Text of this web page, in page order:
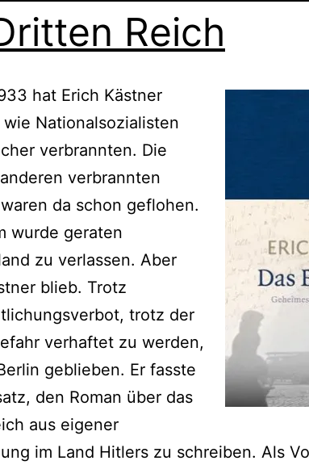
Reich
hat Erich Kästner
Nationalsozialisten
verbrannten. Die
verbrannten
da schon geflohen.
wurde geraten
zu verlassen. Aber
blieb. Trotz
trotz der
verhaftet zu werden,
geblieben. Er fasste
den Roman über das
aus eigener
im Land Hitlers zu schreiben. Als